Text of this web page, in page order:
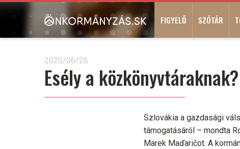
Ugrás
tartalomra
Main
navigation
FIGYELŐ SZÓTÁR
2020/06/26
Esély a közkönyvtáraknak?
Szlovákia a gazdasági
támogatásáról – mondta
Marek Maďaričot. A